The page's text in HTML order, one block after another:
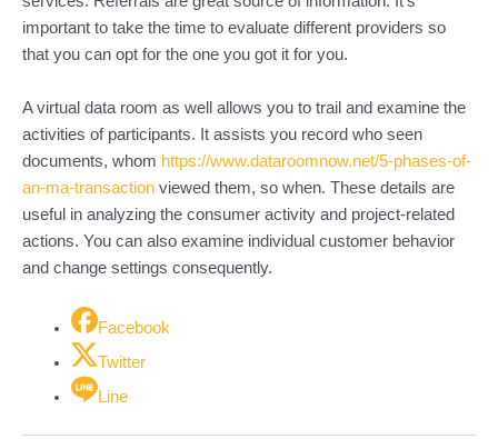
important to take the time to evaluate different providers so
that you can opt for the one you got it for you.
A virtual data room as well allows you to trail and examine the
activities of participants. It assists you record who seen
documents, whom https://www.dataroomnow.net/5-phases-of-
an-ma-transaction viewed them, so when. These details are
useful in analyzing the consumer activity and project-related
actions. You can also examine individual customer behavior
and change settings consequently.
Facebook
Twitter
Line